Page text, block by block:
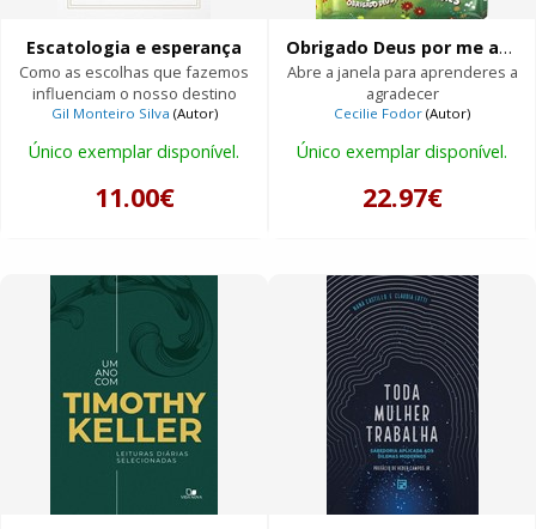
Escatologia e esperança
Como as escolhas que fazemos
influenciam o nosso destino
Gil Monteiro Silva (Autor)
Único exemplar disponível.
11.00€
Obrigado Deus por me amares
Abre a janela para aprenderes a
agradecer
Cecilie Fodor (Autor)
Único exemplar disponível.
22.97€